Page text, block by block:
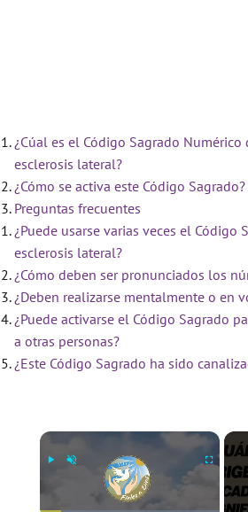
¿Cúal es el Código Sagrado Numérico
esclerosis lateral?
¿Cómo se activa este Código Sagrado?
Preguntas frecuentes
¿Puede usarse varias veces el Código
esclerosis lateral?
¿Cómo deben ser pronunciados los
¿Deben realizarse mentalmente o en
¿Puede activarse el Código Sagrado
a otras personas?
¿Este Código Sagrado ha sido
×